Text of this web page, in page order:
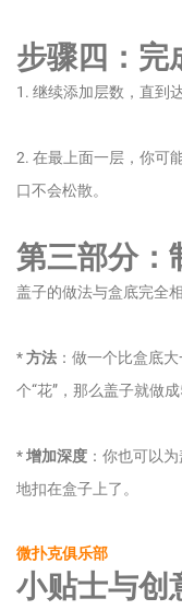
步骤四：完
1. 继续添加层数，直到
2. 在最上面一层，你可
口不会松散。
第三部分：
盖子的做法与盒底完全
*方法 ：做一个比盒底
个“花”，那么盖子就做成
*增加深度 ：你也可以
地扣在盒子上了。
微扑克俱乐部
小贴士与创